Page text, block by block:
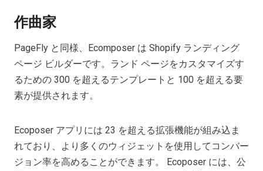
作曲家
PageFly と同様、Ecomposer は Shopify ランディング
ページ ビルダーです。ランド ページをカスタマイズす
るための 300 を超えるテンプレートと 100 を超える要
素が提供されます。
Ecoposer アプリには 23 を超える拡張機能が組み込ま
れており、より多くのウィジェットを使用してコンバー
ジョン率を高めることができます。 Ecoposer には、公